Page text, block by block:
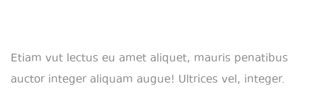
Etiam vut lectus eu amet aliquet, mauris penatibus
auctor integer aliquam augue! Ultrices vel, integer.